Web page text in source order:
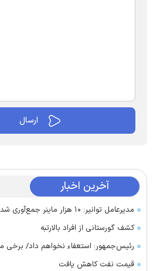
آخرین اخبار
مدیرعامل توانیر: ۱۰ هزار ماینر جمع‌آوری شد
کشف گورستانی از افراد بالارتبه
رئیس‌جمهور: استعفاء نخواهم داد/ برخی
قیمت نفت کاهش یافت